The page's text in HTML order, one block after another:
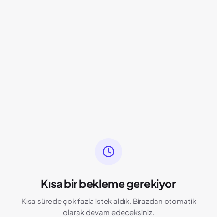
Kısa bir bekleme gerekiyor
Kısa sürede çok fazla istek aldık. Birazdan otomatik
olarak devam edeceksiniz.